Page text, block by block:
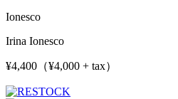
Ionesco
Irina Ionesco
¥4,400（¥4,000 + tax）